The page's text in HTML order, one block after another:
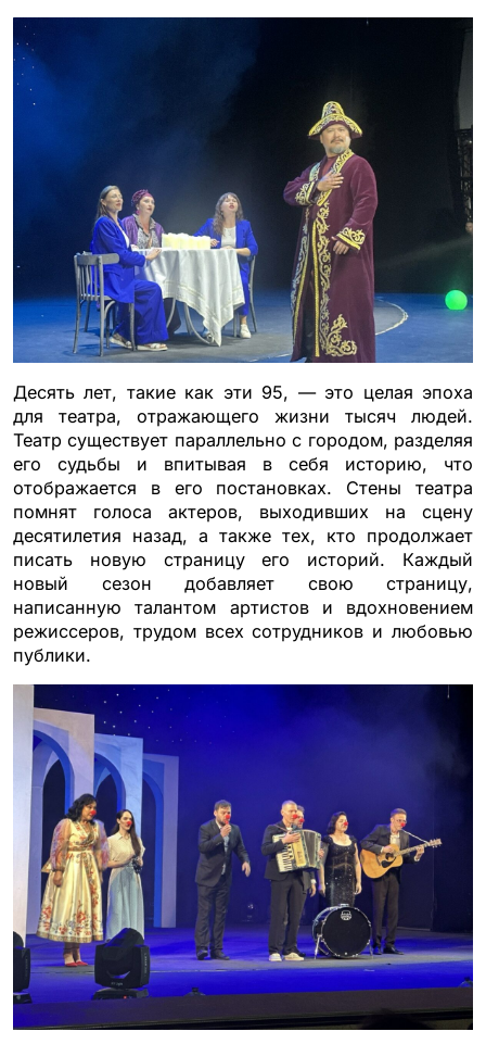
Десять лет, такие как эти 95, — это целая эпоха
для театра, отражающего жизни тысяч людей.
Театр существует параллельно с городом, разделяя
его судьбы и впитывая в себя историю, что
отображается в его постановках. Стены театра
помнят голоса актеров, выходивших на сцену
десятилетия назад, а также тех, кто продолжает
писать новую страницу его историй. Каждый
новый сезон добавляет свою страницу,
написанную талантом артистов и вдохновением
режиссеров, трудом всех сотрудников и любовью
публики.